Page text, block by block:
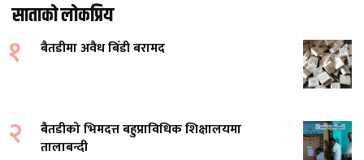
साताको लोकप्रिय
१ बैतडीमा अवैध बिँडी बरामद
२
बैतडीको भिमदत्त बहुप्राविधिक शिक्षालयमा
तालाबन्दी